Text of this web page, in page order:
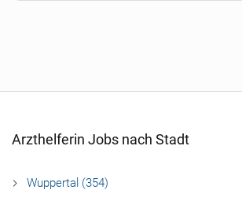
Arzthelferin Jobs nach Stadt
Wuppertal (354)